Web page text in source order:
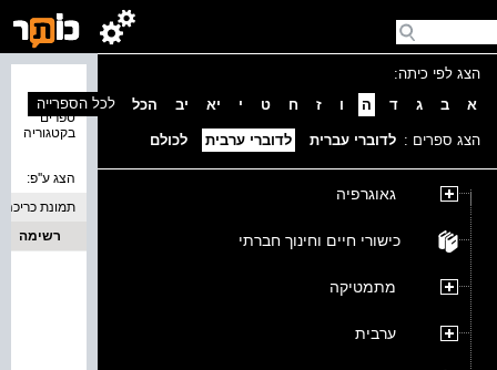
הצג לפי כיתה:
א
ב ג ד ה ו ז ח ט י יא יב הכל
הצג ספרים : לדוברי עברית לדוברי ערבית לכולם
גאוגרפיה
כישורי חיים וחינוך חברתי
מתמטיקה
ערבית
ספרים
בקטגוריה
לכל הספרייה
הצג ע''פ:
תמונת כריכה
רשימה